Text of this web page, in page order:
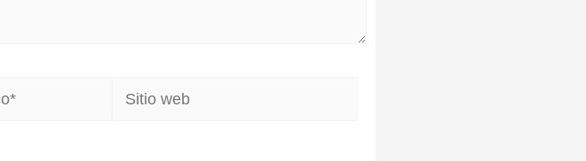
Sitio